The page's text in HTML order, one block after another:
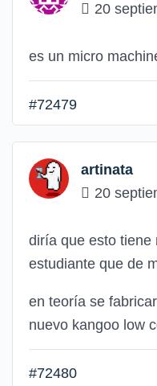
20
es un micro
#72479
artinata
20
diría que esto tiene
estudiante que de
en teoría se
nuevo kangoo low
#72480